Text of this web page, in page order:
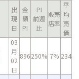
出
現
日
金
額
PI
PI
前週
比
販売
店率
平
均
売
価
03
月
02
日
896250% 7% 234